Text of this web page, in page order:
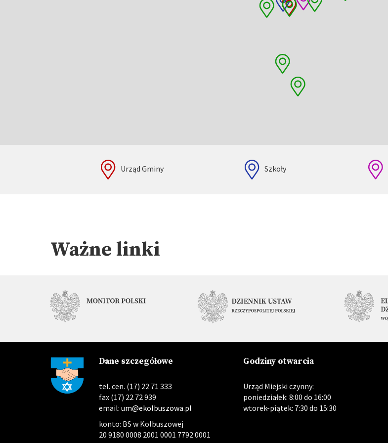
Urząd Gminy Szkoły
Ważne linki
Dane szczegółowe
tel. cen. (17) 22 71 333
fax (17) 22 72 939
email: um@ekolbuszowa.pl
konto: BS w Kolbuszowej
20 9180 0008 2001 0001 7792 0001
Godziny otwarcia
Urząd Miejski czynny:
poniedziałek: 8:00 do 16:00
wtorek-piątek: 7:30 do 15:30